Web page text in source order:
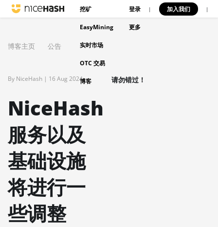
挖矿
EasyMining
实时市场
OTC 交易
博客
登录 | 加入我们 |
更多
博客主页 公告
By NiceHash | 16 Aug 2024
NiceHash
服务以及
基础设施
将进行一
些调整
请勿错过！